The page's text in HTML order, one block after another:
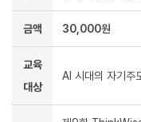
금액 30,000원
교육
대상
AI 시대의 자기주